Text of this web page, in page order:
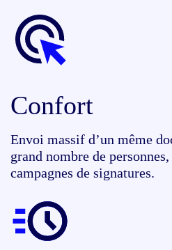
Confort
Envoi massif d’un même
grand nombre de
campagnes de signatures.